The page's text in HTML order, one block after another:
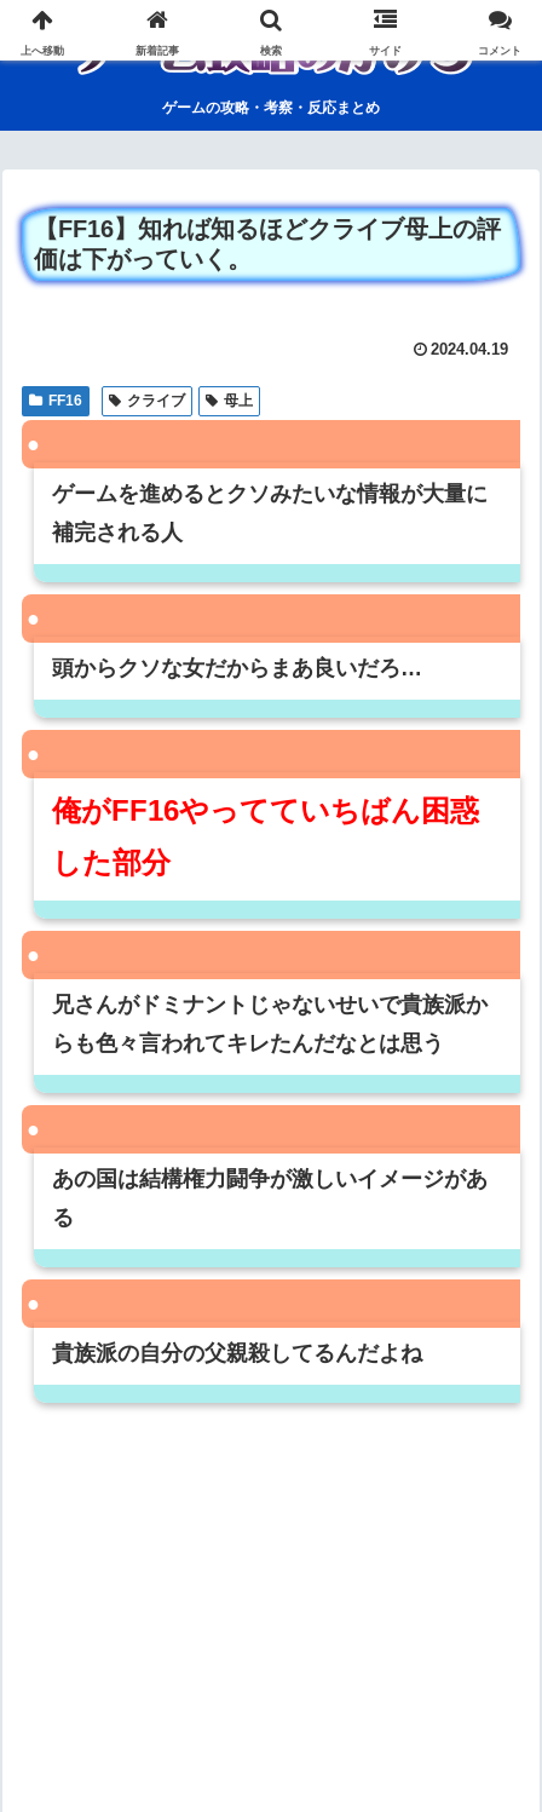
ゲームの攻略・考察・反応まとめ
【FF16】知れば知るほどクライブ母上の評
価は下がっていく。
2024.04.19
FF16 クライブ 母上
ゲームを進めるとクソみたいな情報が大量に
補完される人
頭からクソな女だからまあ良いだろ…
俺がFF16やってていちばん困惑
した部分
兄さんがドミナントじゃないせいで貴族派か
らも色々言われてキレたんだなとは思う
あの国は結構権力闘争が激しいイメージがあ
る
貴族派の自分の父親殺してるんだよね
上へ移動 新着記事 検索 サイド コメント